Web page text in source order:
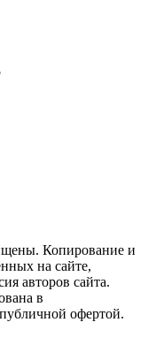
Копирование и
на сайте,
авторов сайта.
в
офертой.